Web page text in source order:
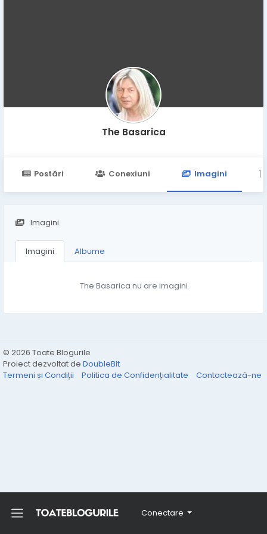
Conectare
The Basarica
Postări Conexiuni Imagini
Imagini
Imagini Albume
The Basarica nu are imagini
© 2026 Toate Blogurile
Proiect dezvoltat de DoubleBit
Termeni și Condiții
Politica de Confidențialitate Contactează-ne